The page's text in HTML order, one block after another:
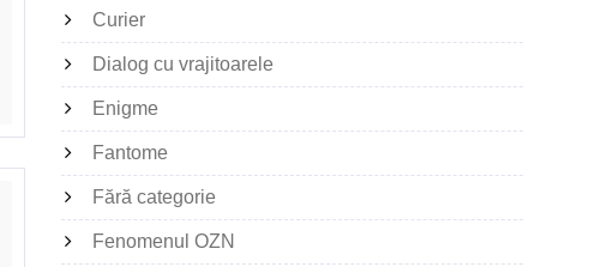
Curier
Dialog cu vrajitoarele
Enigme
Fantome
Fără categorie
Fenomenul OZN